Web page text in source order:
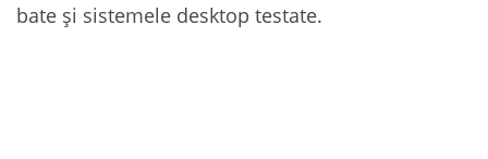
bate și sistemele desktop testate.